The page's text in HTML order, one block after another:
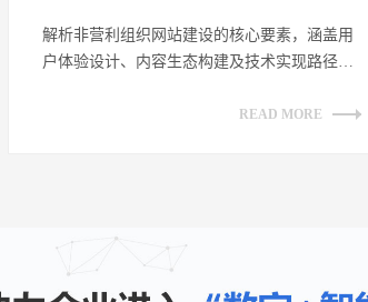
解析非营利组织网站建设的核心要素，涵盖用
户体验设计、内容生态构建及技术实现路径。
READ MORE